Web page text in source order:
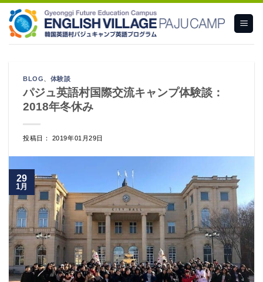
content
BLOG、 体験談
パジュ英語村国際交流キャンプ体験談：
2018年冬休み
投稿日： 2019年01月29日
29
1月